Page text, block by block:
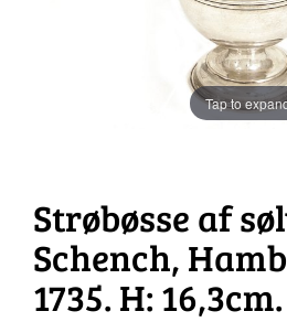
Tap to
Strøbøsse af
Schench,
1735. H: